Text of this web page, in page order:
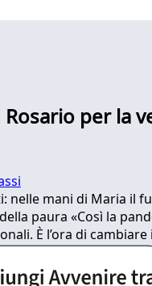
per la
nelle mani di Maria il
paura «Così la
È l’ora di cambiare